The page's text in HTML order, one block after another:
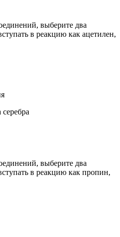
выберите два
в реакцию как ацетилен,
выберите два
в реакцию как пропин,